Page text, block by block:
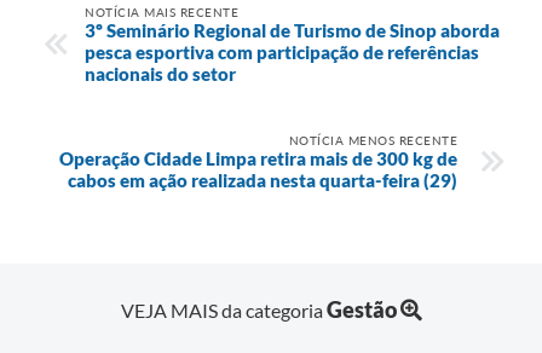
NOTÍCIA MAIS RECENTE
3º Seminário Regional de Turismo de Sinop aborda
pesca esportiva com participação de referências
nacionais do setor
NOTÍCIA MENOS RECENTE
Operação Cidade Limpa retira mais de 300 kg de
cabos em ação realizada nesta quarta-feira (29)
VEJA MAIS da categoriaGestão